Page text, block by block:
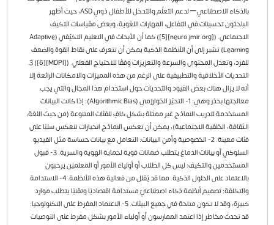
بالذكاء الاصطناعي – لدعم التعلّم والتدخل للأطفال ذوي ASD، حيث أظهر
الباحثون تحسينات في التفاعل، المهارات اللغوية، وبعض مقياسات التكيف
الاجتماعي. ([neuro.jmir.org][5]) كما أن الأبحاث في التعليم التكيّفي (Adaptive
Learning) تشير إلى أن الأنظمة الذكية يمكن أن تتعرف على نقاط القوة والضعف
للفرد، وتعدل المحتوى والسرعة والتعزيزات وفقًا للاحتياج الفعلي. ([MDPI][6]) 3.
التحديات الأخلاقية والتطبيقية على الرغم من هذه المميزات والامكانات الرائعة إلا
أنه لا يزال هناك بعض القيود والتحديات حول استخدام هذا المجال والتي يجب
معالجتها بحذر وهي: 1- التحيّز الخوارزمي (Algorithmic Bias): إذا كانت البيانات
المستخدمة لتدريب النماذج غير ممثلة بشكل كافٍ للفئات المتنوعة (من حيث اللغة،
الثقافة، الخلفية الاجتماعية)، يمكن أن تعكس النماذج انحيازات تنعكس سلبًا على
فئات معينة. 2- الخصوصية وأمن البيانات: التعامل مع بيانات حساسة مثل الفيديو
السلوكي أو بيانات الدماغ يتطلب ضمانات قوية لحماية الهوية والسرية. 3- قبول
المستخدمين والتكيف: ليس كل الطلاب أو أولياء الأمور أو المعلمين يرحبون
بالاعتماد على الحلول الذكية. مما قد يُقلل من فعالية هذه الأنظمة. 4- الاستدامة
والتكلفة: تصميم أنظمة ذكاء اصطناعيّ مستدامة اقتصاديًا وتقنيًا يتطلب موارد
كبيرة، وقد لا تكون متاحة في جميع البيئات. 5- الاعتماد المفرط على التكنولوجيا:
قد تحدث مخاطر إذا اعتمد الممارسون أو أولياء الأمور بشكل مفرط على التوصيات